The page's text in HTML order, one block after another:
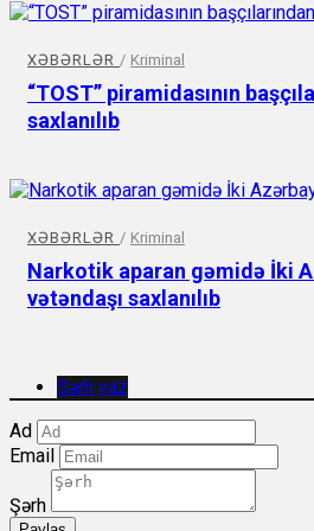
XƏBƏRLƏR / Kriminal
“TOST” piramidasının
saxlanılıb
XƏBƏRLƏR / Kriminal
Narkotik aparan gəmidə İki
vətəndaşı saxlanılıb
Şərh yaz
Ad
Email
Şərh